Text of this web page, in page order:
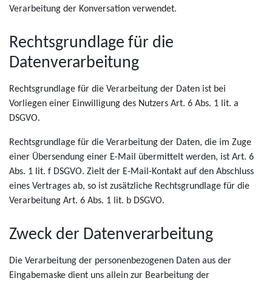
Verarbeitung der Konversation verwendet.
Rechtsgrundlage für die
Datenverarbeitung
Rechtsgrundlage für die Verarbeitung der Daten ist bei
Vorliegen einer Einwilligung des Nutzers Art. 6 Abs. 1 lit. a
DSGVO.
Rechtsgrundlage für die Verarbeitung der Daten, die im Zuge
einer Übersendung einer E-Mail übermittelt werden, ist Art. 6
Abs. 1 lit. f DSGVO. Zielt der E-Mail-Kontakt auf den Abschluss
eines Vertrages ab, so ist zusätzliche Rechtsgrundlage für die
Verarbeitung Art. 6 Abs. 1 lit. b DSGVO.
Zweck der Datenverarbeitung
Die Verarbeitung der personenbezogenen Daten aus der
Eingabemaske dient uns allein zur Bearbeitung der